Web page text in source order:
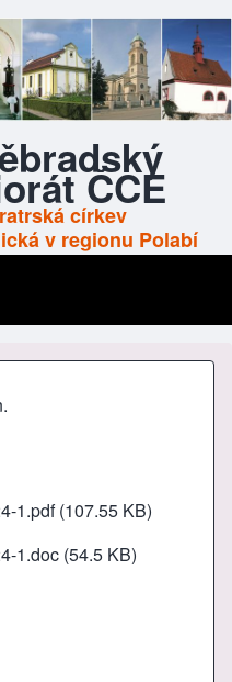
ČCE
církev
v regionu Polabí
1.pdf (107.55 KB)
1.doc (54.5 KB)